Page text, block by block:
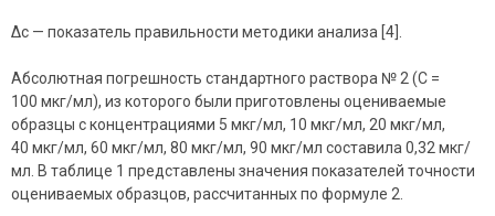
Δс — показатель правильности методики анализа [4].
Абсолютная погрешность стандартного раствора № 2 (С =
100 мкг/мл), из которого были приготовлены оцениваемые
образцы с концентрациями 5 мкг/мл, 10 мкг/мл, 20 мкг/мл,
40 мкг/мл, 60 мкг/мл, 80 мкг/мл, 90 мкг/мл составила 0,32 мкг/
мл. В таблице 1 представлены значения показателей точности
оцениваемых образцов, рассчитанных по формуле 2.